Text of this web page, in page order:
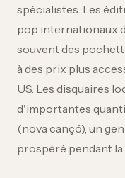
spécialistes. Les
pop internationaux
souvent des
à des prix plus
US. Les disquaires
d'importantes
(nova cançó), un
prospéré pendant